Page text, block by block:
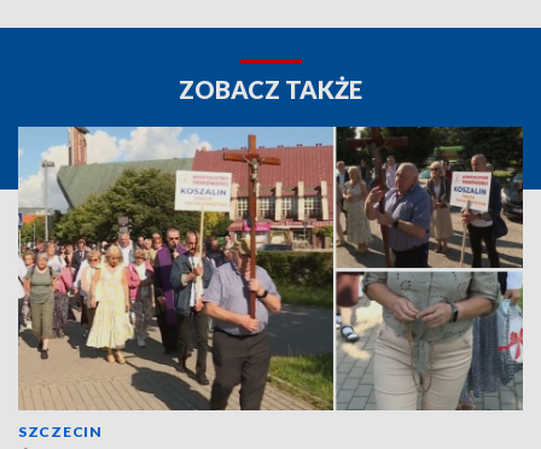
ZOBACZ TAKŻE
SZCZECIN